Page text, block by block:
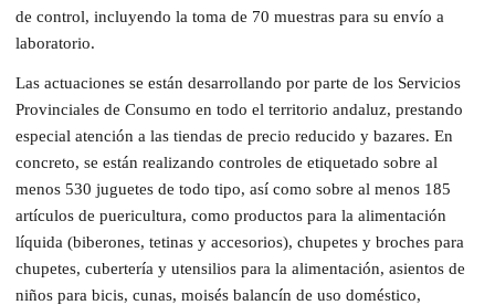
de control, incluyendo la toma de 70 muestras para su envío a
laboratorio.
Las actuaciones se están desarrollando por parte de los Servicios
Provinciales de Consumo en todo el territorio andaluz, prestando
especial atención a las tiendas de precio reducido y bazares. En
concreto, se están realizando controles de etiquetado sobre al
menos 530 juguetes de todo tipo, así como sobre al menos 185
artículos de puericultura, como productos para la alimentación
líquida (biberones, tetinas y accesorios), chupetes y broches para
chupetes, cubertería y utensilios para la alimentación, asientos de
niños para bicis, cunas, moisés balancín de uso doméstico,